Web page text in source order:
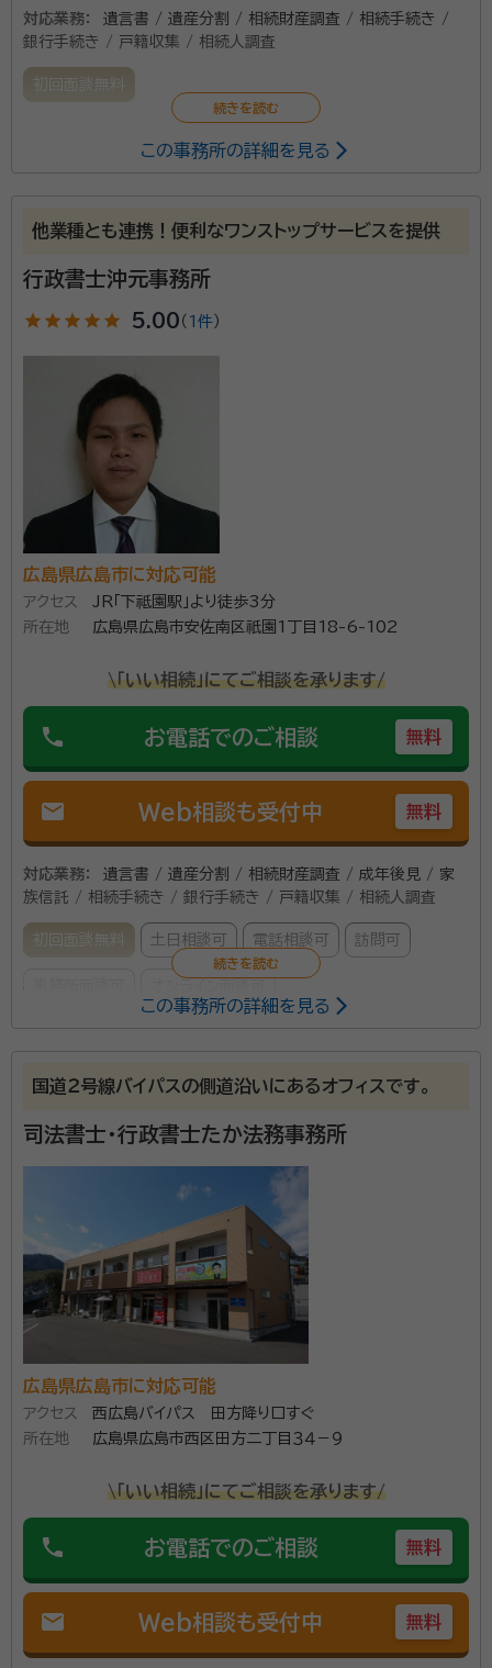
対応業務：
遺言書 / 遺産分割 / 相続財産調査 / 相続手続き /
銀行手続き / 戸籍収集 / 相続人調査
初回面談無料
この事務所の詳細を見る
他業種とも連携！便利なワンストップサービスを提供
行政書士沖元事務所
star star star star star 5.00 （ 1件）
広島県広島市に対応可能
アクセス
JR「下祗園駅」より徒歩3分
所在地
広島県広島市安佐南区祇園1丁目18-6-102
\「いい相続」にてご相談を承ります/
phone お電話でのご相談 無料
mail Web相談も受付中 無料
対応業務：
遺言書 / 遺産分割 / 相続財産調査 / 成年後見 / 家
族信託 / 相続手続き / 銀行手続き / 戸籍収集 / 相続人調査
初回面談無料 土日相談可 電話相談可 訪問可
沖元 雅裕（オキモト マサヒロ） 行政書士
事務所口コミ（抜粋）：
account_circle 満足度 5.0 ご利用時期：2021/5
当事務所は手続き終了後の財産の処分等までワンストッ
プサービスでサポートします。 初回の相談は無料で、ク
レジットカード払いも可能です。 また、土日の相談も可
能ですので、平日はお仕事で忙しいという方も相談しや
すい体制です。 どの案件でも、なるべくお客様の負担に
ならないように見積りをださせていただきます。 ご予
算等もお気軽にご相談ください。
資格等： 行政書士
所属団体： 広島県行政書士会
この事務所の詳細を見る
国道２号線バイパスの側道沿いにあるオフィスです。
司法書士・行政書士たか法務事務所
広島県広島市に対応可能
アクセス
西広島バイパス 田方降り口すぐ
所在地
広島県広島市西区田方二丁目３４－９
\「いい相続」にてご相談を承ります/
phone お電話でのご相談 無料
mail Web相談も受付中 無料